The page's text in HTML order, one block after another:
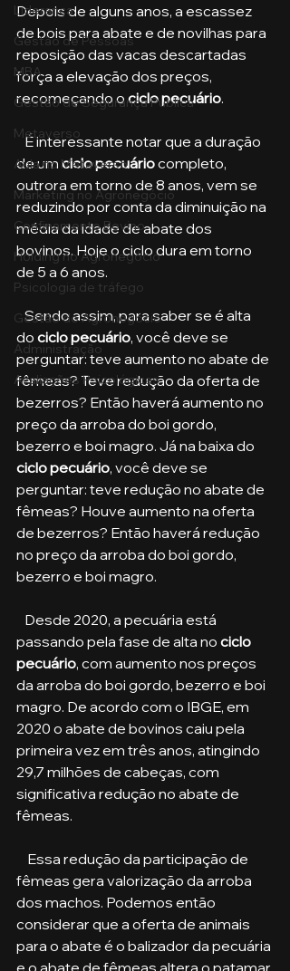
Liderança
Gestão de Pessoas
MBA
Gestão de Segurança Publica
Metaverso
Aula no Metaverso
Marketing no Agronegócio
Confinamento Bovino
Holding no Agronegócio
Psicologia de tráfego
Gestão do Agronegócio
Administração
Avaliações Psicológicas
Depois de alguns anos, a escassez
de bois para abate e de novilhas para
reposição das vacas descartadas
força a elevação dos preços,
recomeçando o ciclo pecuário.
   É interessante notar que a duração
de um ciclo pecuário completo,
outrora em torno de 8 anos, vem se
reduzindo por conta da diminuição na
média da idade de abate dos
bovinos. Hoje o ciclo dura em torno
de 5 a 6 anos.
   Sendo assim, para saber se é alta
do ciclo pecuário, você deve se
perguntar: teve aumento no abate de
fêmeas? Teve redução da oferta de
bezerros? Então haverá aumento no
preço da arroba do boi gordo,
bezerro e boi magro. Já na baixa do
ciclo pecuário, você deve se
perguntar: teve redução no abate de
fêmeas? Houve aumento na oferta
de bezerros? Então haverá redução
no preço da arroba do boi gordo,
bezerro e boi magro.
passando pela fase de alta no ciclo
pecuário, com aumento nos preços
da arroba do boi gordo, bezerro e boi
magro. De acordo com o IBGE, em
2020 o abate de bovinos caiu pela
primeira vez em três anos, atingindo
29,7 milhões de cabeças, com
significativa redução no abate de
fêmeas.
fêmeas gera valorização da arroba
dos machos. Podemos então
considerar que a oferta de animais
para o abate é o balizador da pecuária